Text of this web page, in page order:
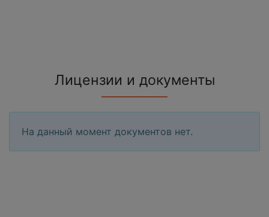
Лицензии и документы
На данный момент документов нет.